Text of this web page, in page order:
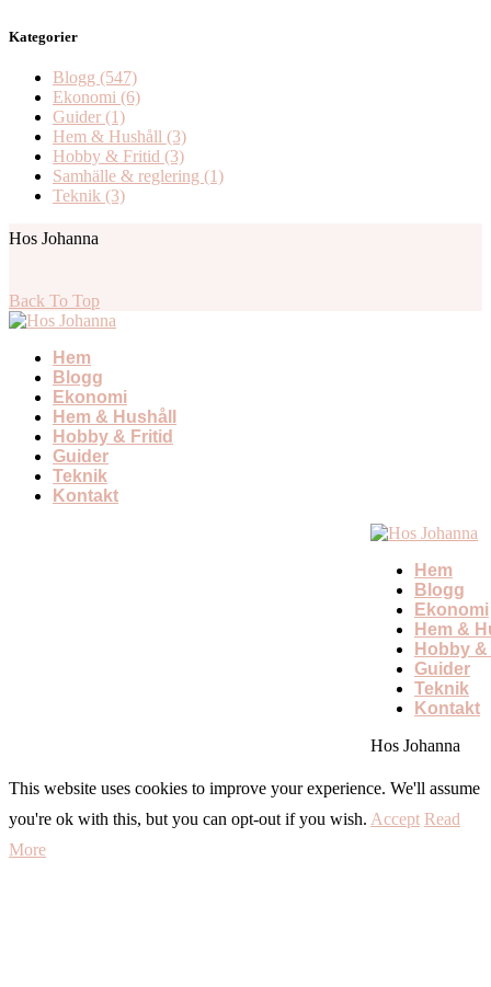
Kategorier
Blogg (547)
Ekonomi (6)
Guider (1)
Hem & Hushåll (3)
Hobby & Fritid (3)
Samhälle & reglering (1)
Teknik (3)
Hos Johanna
Back To Top
Hem
Blogg
Ekonomi
Hem & Hushåll
Hobby & Fritid
Guider
Teknik
Kontakt
Hem
Blogg
Ekonomi
Hem &
Hobby
Guider
Teknik
Kontakt
Hos Johanna
This website uses cookies to improve your experience. We'll assume
you're ok with this, but you can opt-out if you wish. Accept Read
More